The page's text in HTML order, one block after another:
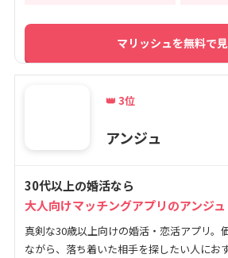
マリッシュを無料で
👑 3位
アンジュ
30代以上の婚活なら
大人向けマッチングアプリのアンジュ
真剣な30歳以上向けの婚活・恋活アプリ。
ながら、落ち着いた相手を探したい人にお